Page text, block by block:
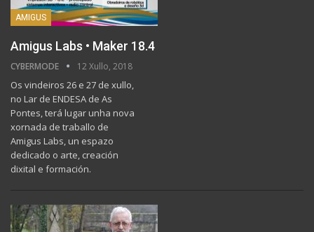
AMIGUS
Amigus Labs • Maker 18.4
CYBERMODE 12 Xullo, 2018
Os vindeiros 26 e 27 de xullo,
no Lar de ENDESA de As
Pontes, terá lugar unha nova
xornada de traballo de
Amigus Labs, un espazo
dedicado o arte, creación
dixital e formación.